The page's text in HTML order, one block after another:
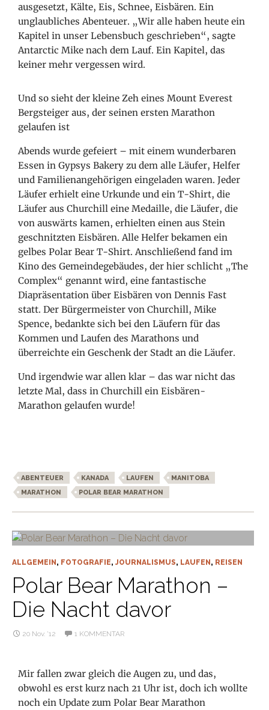
ausgesetzt, Kälte, Eis, Schnee, Eisbären. Ein
unglaubliches Abenteuer. „Wir alle haben heute ein
Kapitel in unser Lebensbuch geschrieben“, sagte
Antarctic Mike nach dem Lauf. Ein Kapitel, das
keiner mehr vergessen wird.
Und so sieht der kleine Zeh eines Mount Everest
Bergsteiger aus, der seinen ersten Marathon
gelaufen ist
Abends wurde gefeiert – mit einem wunderbaren
Essen in Gypsys Bakery zu dem alle Läufer, Helfer
und Familienangehörigen eingeladen waren. Jeder
Läufer erhielt eine Urkunde und ein T-Shirt, die
Läufer aus Churchill eine Medaille, die Läufer, die
von auswärts kamen, erhielten einen aus Stein
geschnitzten Eisbären. Alle Helfer bekamen ein
gelbes Polar Bear T-Shirt. Anschließend fand im
Kino des Gemeindegebäudes, der hier schlicht „The
Complex“ genannt wird, eine fantastische
Diapräsentation über Eisbären von Dennis Fast
statt. Der Bürgermeister von Churchill, Mike
Spence, bedankte sich bei den Läufern für das
Kommen und Laufen des Marathons und
überreichte ein Geschenk der Stadt an die Läufer.
Und irgendwie war allen klar – das war nicht das
letzte Mal, dass in Churchill ein Eisbären-
Marathon gelaufen wurde!
ABENTEUER KANADA LAUFEN
MANITOBA
MARATHON
POLAR BEAR MARATHON
ALLGEMEIN, FOTOGRAFIE, JOURNALISMUS, LAUFEN, REISEN
Polar Bear Marathon –
Die Nacht davor
20 Nov. ’12 1 KOMMENTAR
Mir fallen zwar gleich die Augen zu, und das,
obwohl es erst kurz nach 21 Uhr ist, doch ich wollte
noch ein Update zum Polar Bear Marathon